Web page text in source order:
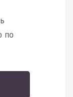
по